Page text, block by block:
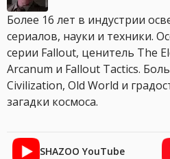
Более 16 лет в индустрии
сериалов, науки и техники.
серии Fallout, ценитель The
Arcanum и Fallout Tactics.
Civilization, Old World и
загадки космоса.
SHAZOO YouTube